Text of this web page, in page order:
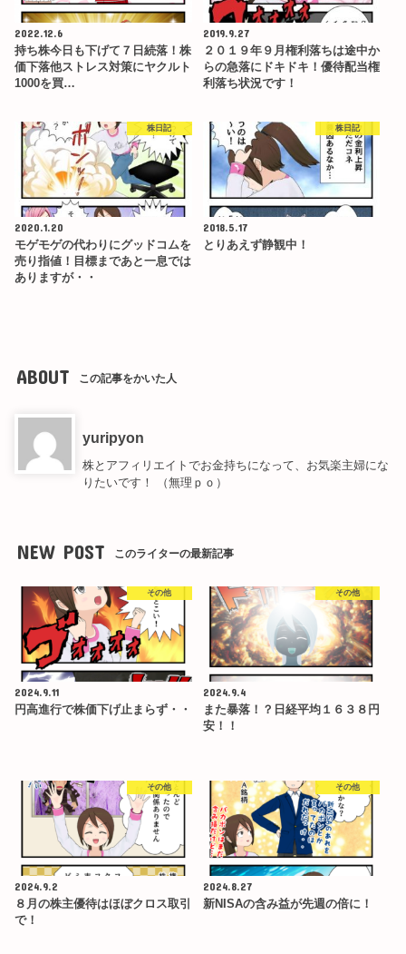
2022.12.6
持ち株今日も下げて７日続落！株
価下落他ストレス対策にヤクルト
1000を買…
2019.9.27
２０１９年９月権利落ちは途中か
らの急落にドキドキ！優待配当権
利落ち状況です！
株日記
2020.1.20
モゲモゲの代わりにグッドコムを
売り指値！目標まであと一息では
ありますが・・
株日記
2018.5.17
とりあえず静観中！
ABOUT この記事をかいた人
yuripyon
株とアフィリエイトでお金持ちになって、お気楽主婦にな
りたいです！ （無理ｐｏ）
NEW POST このライターの最新記事
その他
2024.9.11
円高進行で株価下げ止まらず・・
その他
2024.9.4
また暴落！？日経平均１６３８円
安！！
その他
2024.9.2
８月の株主優待はほぼクロス取引
で！
その他
2024.8.27
新NISAの含み益が先週の倍に！